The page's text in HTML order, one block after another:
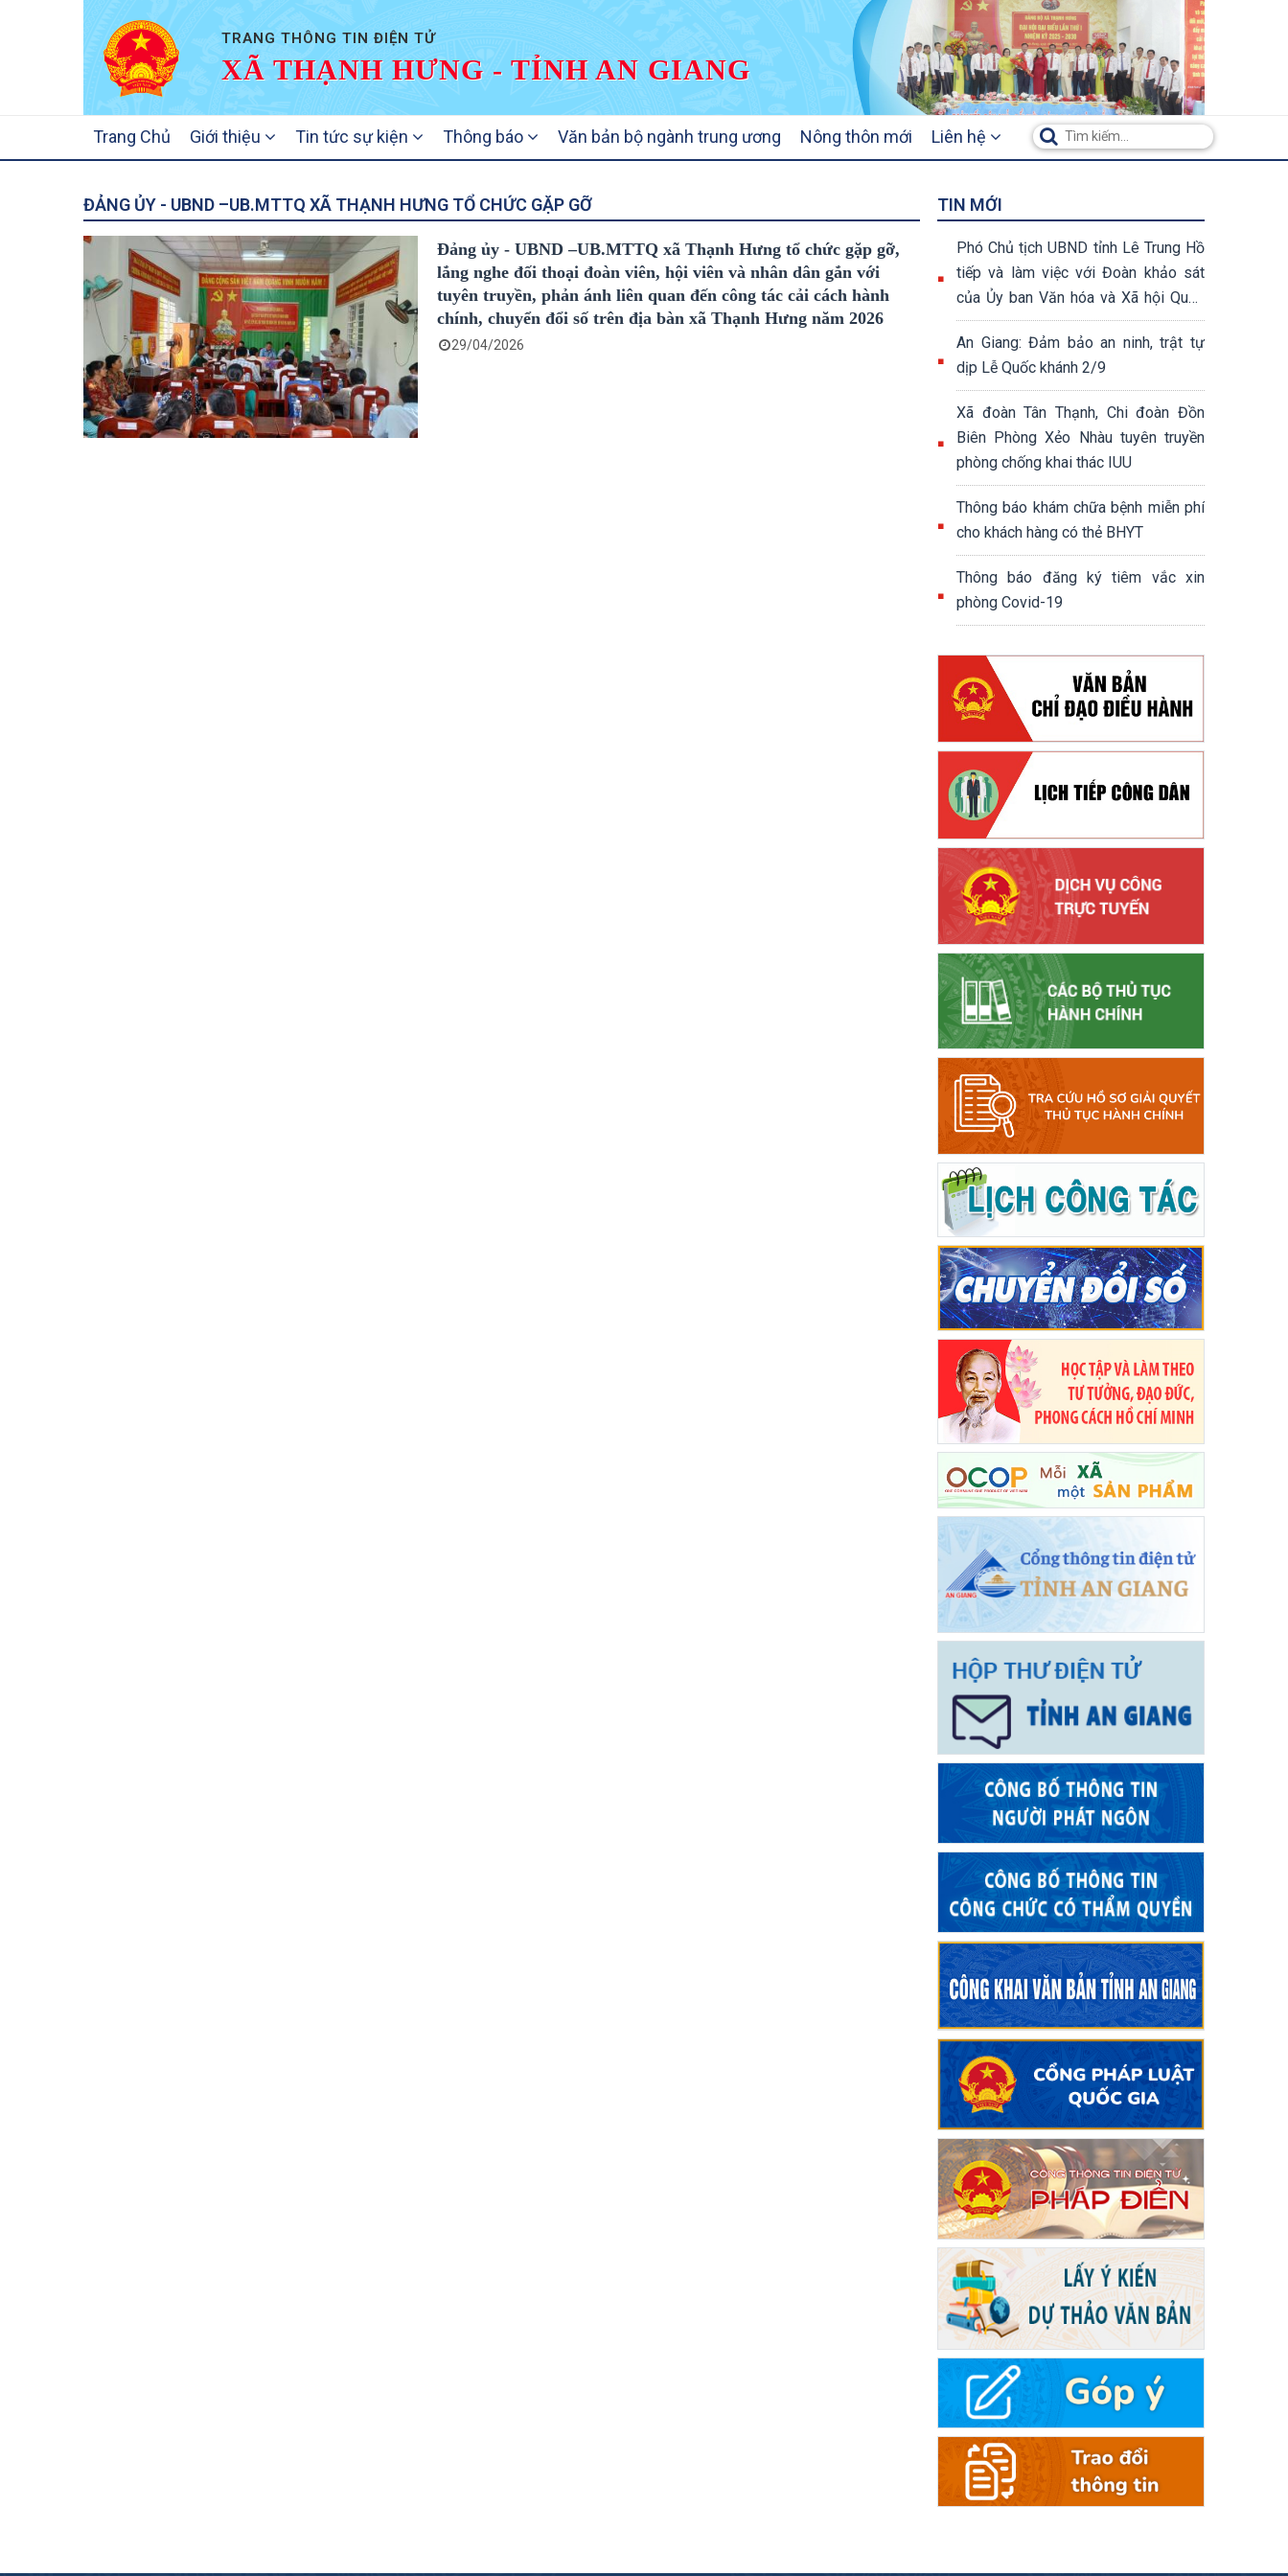
TRANG THÔNG TIN ĐIỆN TỬ
XÃ THẠNH HƯNG - TỈNH AN GIANG
NAVIGATION
Trang Chủ Giới thiệu Tin tức sự kiện Thông báo Văn bản bộ ngành trung ương Nông thôn mới Liên hệ
ĐẢNG ỦY - UBND –UB.MTTQ XÃ THẠNH HƯNG TỔ CHỨC GẶP GỠ
Đảng ủy - UBND –UB.MTTQ xã Thạnh Hưng tổ chức gặp gỡ,
lắng nghe đối thoại đoàn viên, hội viên và nhân dân gắn với
tuyên truyền, phản ánh liên quan đến công tác cải cách hành
chính, chuyển đổi số trên địa bàn xã Thạnh Hưng năm 2026
29/04/2026
TIN MỚI
Phó Chủ tịch UBND tỉnh Lê Trung Hồ
tiếp và làm việc với Đoàn khảo sát
của Ủy ban Văn hóa và Xã hội Quốc
hội khóa XV
An Giang: Đảm bảo an ninh, trật tự
dịp Lễ Quốc khánh 2/9
Xã đoàn Tân Thạnh, Chi đoàn Đồn
Biên Phòng Xẻo Nhàu tuyên truyền
phòng chống khai thác IUU
Thông báo khám chữa bệnh miễn phí
cho khách hàng có thẻ BHYT
Thông báo đăng ký tiêm vắc xin
phòng Covid-19